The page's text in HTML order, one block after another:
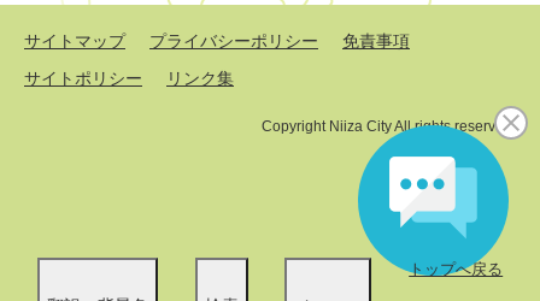
トップへ戻る
サイトマップ プライバシーポリシー
免責事項
サイトポリシー
リンク集
Copyright Niiza City All rights reserved.